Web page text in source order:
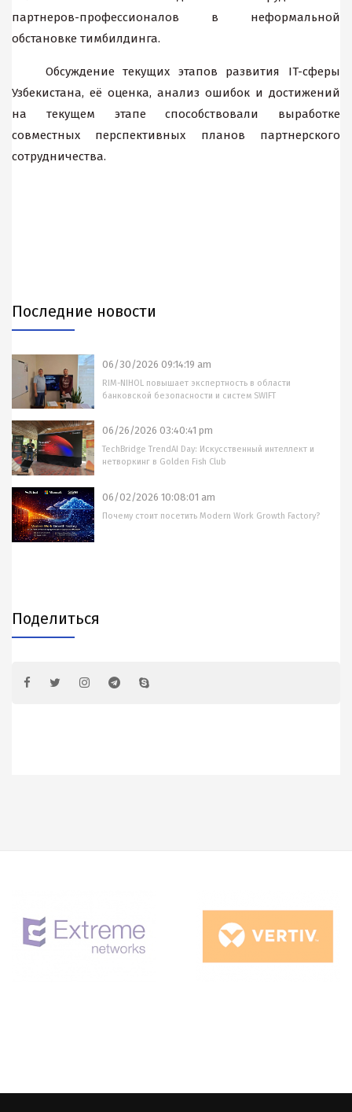
партнеров-профессионалов в неформальной
обстановке тимбилдинга.
Обсуждение текущих этапов развития IT-сферы
Узбекистана, её оценка, анализ ошибок и достижений
на текущем этапе способствовали выработке
совместных перспективных планов партнерского
сотрудничества.
Последние новости
06/30/2026 09:14:19 am
RIM-NIHOL повышает экспертность в области
банковской безопасности и систем SWIFT
06/26/2026 03:40:41 pm
TechBridge TrendAI Day: Искусственный интеллект и
нетворкинг в Golden Fish Club
06/02/2026 10:08:01 am
Почему стоит посетить Modern Work Growth Factory?
Поделиться